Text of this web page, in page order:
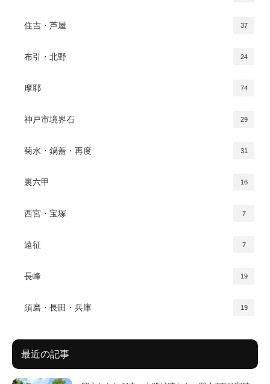
住吉・芦屋 37
布引・北野 24
摩耶 74
神戸市境界石 29
菊水・鍋蓋・再度 31
裏六甲 16
西宮・宝塚 7
遠征 7
長峰 19
須磨・長田・兵庫 19
最近の記事